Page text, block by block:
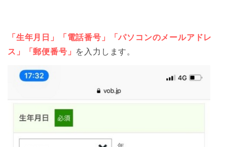
「生年月日」「電話番号」「パソコンのメールアドレ
ス」「郵便番号」 を入力します。